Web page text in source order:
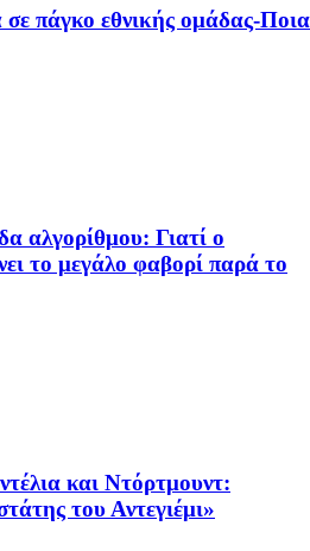
πάγκο εθνικής ομάδας-Ποια
αλγορίθμου: Γιατί ο
το μεγάλο φαβορί παρά το
και Ντόρτμουντ:
του Αντεγιέμι»